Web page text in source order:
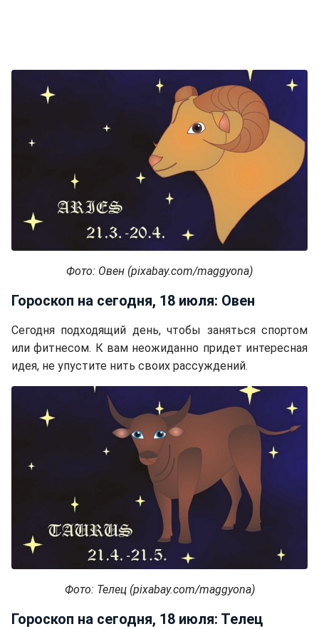
Фото: Овен (pixabay.com/maggyona)
Гороскоп на сегодня, 18 июля: Овен
Сегодня подходящий день, чтобы заняться спортом
или фитнесом. К вам неожиданно придет интересная
идея, не упустите нить своих рассуждений.
Фото: Телец (pixabay.com/maggyona)
Гороскоп на сегодня, 18 июля: Телец